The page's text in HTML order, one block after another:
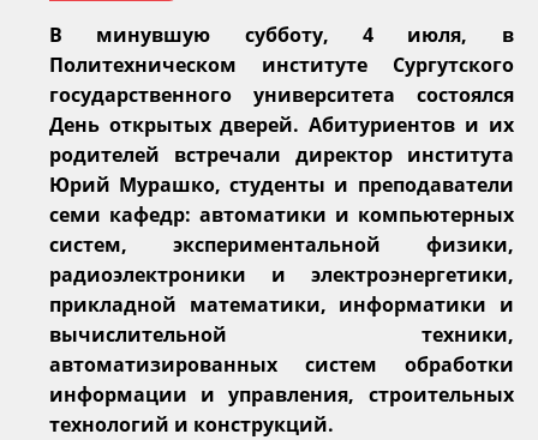
В минувшую субботу, 4 июля, в
Политехническом институте Сургутского
государственного университета состоялся
День открытых дверей. Абитуриентов и их
родителей встречали директор института
Юрий Мурашко, студенты и преподаватели
семи кафедр: автоматики и компьютерных
систем, экспериментальной физики,
радиоэлектроники и электроэнергетики,
прикладной математики, информатики и
вычислительной техники,
автоматизированных систем обработки
информации и управления, строительных
технологий и конструкций.